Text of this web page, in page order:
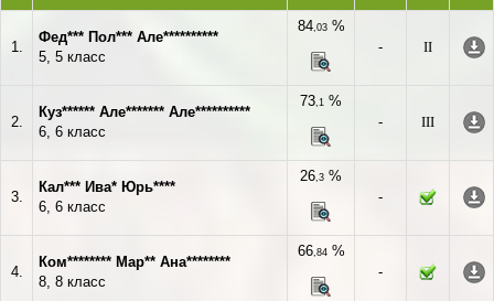
1.
Фед*** Пол*** Але**********
5, 5 класс
84,03%
-
II
2.
Куз****** Але******* Але**********
6, 6 класс
73,1 %
-
III
3.
Кал*** Ива* Юрь****
6, 6 класс
26,3 %
-
4.
Ком******** Мар** Ана********
8, 8 класс
66,84%
-